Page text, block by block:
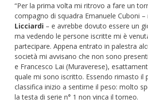
“Per la prima volta mi ritrovo a fare un
compagno di squadra Emanuele Cuboni
Licciardi – e avrebbe dovuto essere un
ma vedendo le persone iscritte mi è
partecipare. Appena entrato in palestra
società mi avvisano che non sono
e Francesco Lai (Muraverese),
quale mi sono iscritto. Essendo rimasto il
classifica inizio a sentirne il peso: molto
la testa di serie n° 1 non vinca il torneo.